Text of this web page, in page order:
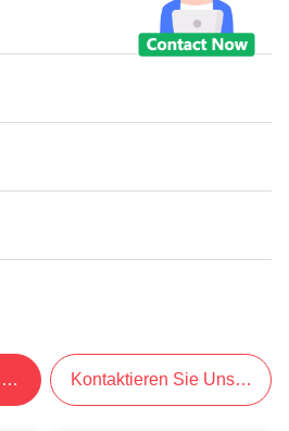
Kontaktieren Sie Uns Jetzt